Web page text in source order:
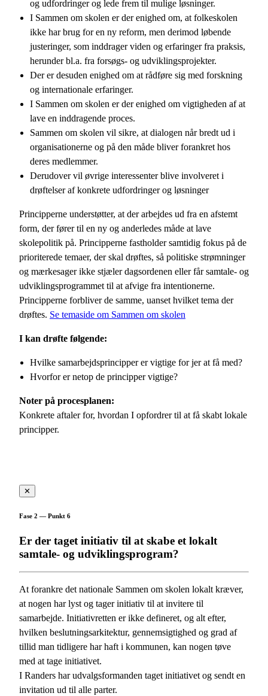
og udfordringer og lede frem til mulige løsninger.
I Sammen om skolen er der enighed om, at folkeskolen
ikke har brug for en ny reform, men derimod løbende
justeringer, som inddrager viden og erfaringer fra praksis,
herunder bl.a. fra forsøgs- og udviklingsprojekter.
Der er desuden enighed om at rådføre sig med forskning
og internationale erfaringer.
I Sammen om skolen er der enighed om vigtigheden af at
lave en inddragende proces.
Sammen om skolen vil sikre, at dialogen når bredt ud i
organisationerne og på den måde bliver forankret hos
deres medlemmer.
Derudover vil øvrige interessenter blive involveret i
drøftelser af konkrete udfordringer og løsninger
Principperne understøtter, at der arbejdes ud fra en afstemt
form, der fører til en ny og anderledes måde at lave
skolepolitik på. Principperne fastholder samtidig fokus på de
prioriterede temaer, der skal drøftes, så politiske strømninger
og mærkesager ikke stjæler dagsordenen eller får samtale- og
udviklingsprogrammet til at afvige fra intentionerne.
Principperne forbliver de samme, uanset hvilket tema der
drøftes. Se temaside om Sammen om skolen
I kan drøfte følgende:
Hvilke samarbejdsprincipper er vigtige for jer at få med?
Hvorfor er netop de principper vigtige?
Noter på procesplanen:
Konkrete aftaler for, hvordan I opfordrer til at få skabt lokale
principper.
✕
Fase 2 — Punkt 6
Er der taget initiativ til at skabe et lokalt
samtale- og udviklingsprogram?
At forankre det nationale Sammen om skolen lokalt kræver,
at nogen har lyst og tager initiativ til at invitere til
samarbejde. Initiativretten er ikke defineret, og alt efter,
hvilken beslutningsarkitektur, gennemsigtighed og grad af
tillid man tidligere har haft i kommunen, kan nogen tøve
med at tage initiativet.
I Randers har udvalgsformanden taget initiativet og sendt en
invitation ud til alle parter.